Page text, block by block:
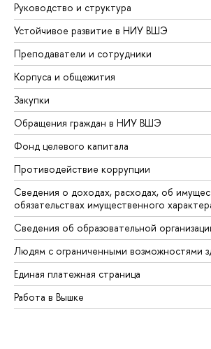
Руководство и структура
Устойчивое развитие в НИУ ВШЭ
Преподаватели и сотрудники
Корпуса и общежития
Закупки
Обращения граждан в НИУ ВШЭ
Фонд целевого капитала
Противодействие коррупции
Сведения о доходах, расходах, об
обязательствах имущественного
Сведения об образовательной
Людям с ограниченными возможностями
Единая платежная страница
Работа в Вышке